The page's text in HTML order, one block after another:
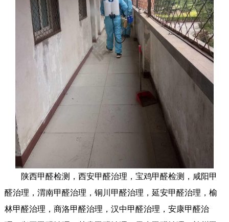
陕西甲醛检测，西安甲醛治理，宝鸡甲醛检测，咸阳甲
醛治理，渭南甲醛治理，铜川甲醛治理，延安甲醛治理，榆
林甲醛治理，商洛甲醛治理，汉中甲醛治理，安康甲醛治